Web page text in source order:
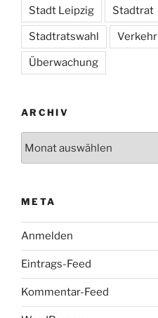
Stadt Leipzig Stadtrat
Stadtratswahl Verkehr
Überwachung
ARCHIV
META
Anmelden
Eintrags-Feed
Kommentar-Feed